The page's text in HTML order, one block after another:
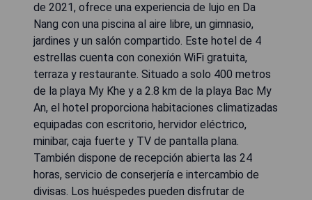
de 2021, ofrece una experiencia de lujo en Da
Nang con una piscina al aire libre, un gimnasio,
jardines y un salón compartido. Este hotel de 4
estrellas cuenta con conexión WiFi gratuita,
terraza y restaurante. Situado a solo 400 metros
de la playa My Khe y a 2.8 km de la playa Bac My
An, el hotel proporciona habitaciones climatizadas
equipadas con escritorio, hervidor eléctrico,
minibar, caja fuerte y TV de pantalla plana.
También dispone de recepción abierta las 24
horas, servicio de conserjería e intercambio de
divisas. Los huéspedes pueden disfrutar de